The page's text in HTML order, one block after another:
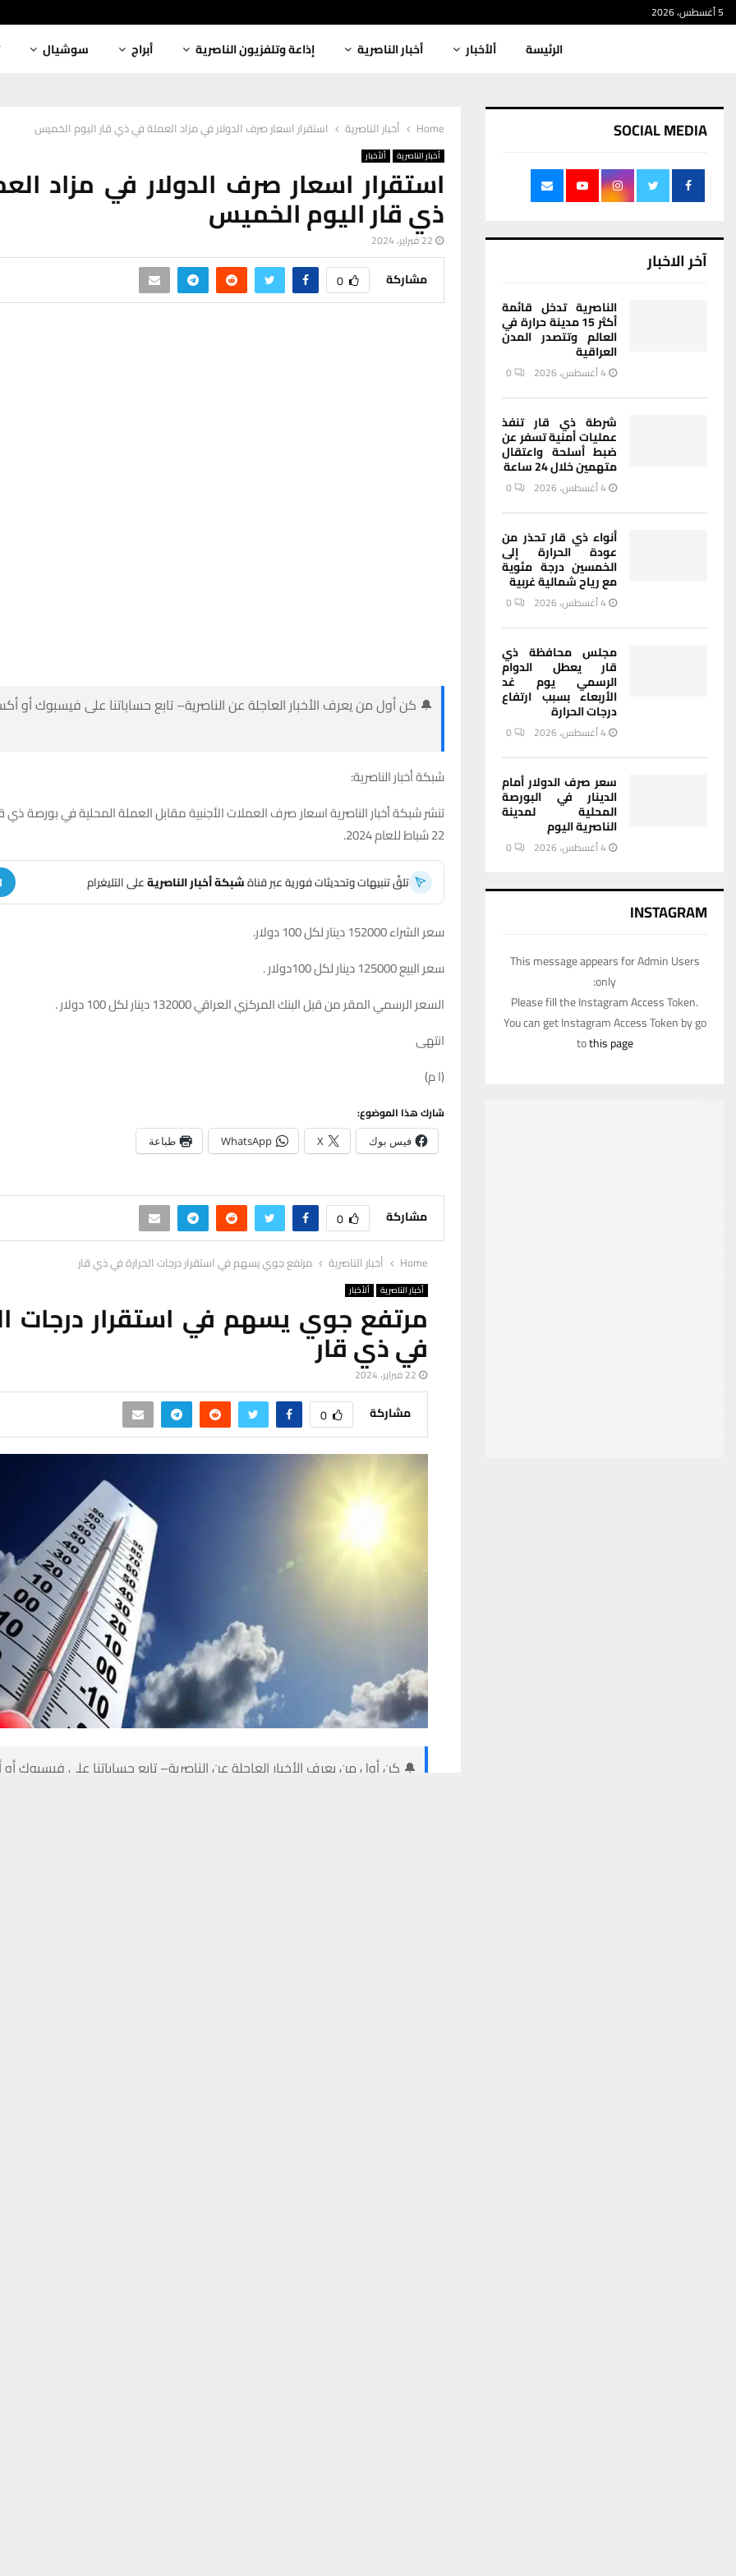
5 أغسطس، 2026
الرئيسة ألأخبار أخبار الناصرية إذاعة وتلفزيون الناصرية أبراج سوشيال
Home أخبار الناصرية استقرار اسعار صرف الدولار في مزاد العملة في ذي قار اليوم الخميس
أخبار الناصرية ألأخبار
استقرار اسعار صرف الدولار في مزاد
ذي قار اليوم الخميس
22 فبراير، 2024
مشاركة 0
🔔 كن أول من يعرف الأخبار العاجلة عن الناصرية– تابع حساباتنا على فيسبوك أو
شبكة أخبار الناصرية:
تنشر شبكة أخبار الناصرية اسعار صرف العملات الأجنبية مقابل العملة المحلية في بورصة
22 شباط للعام 2024.
تلقَّ تنبيهات وتحديثات فورية عبر قناةشبكة أخبار الناصريةعلى التليغرام
سعر الشراء 152000 دينار لكل 100 دولار.
سعر البيع 125000 دينار لكل 100دولار .
السعر الرسمي المقر من قبل البنك المركزي العراقي 132000 دينار لكل 100 دولار .
انتهى
(ا م)
شارك هذا الموضوع:
فيس بوك X
WhatsApp طباعة
مشاركة 0
Home أخبار الناصرية مرتفع جوي يسهم في استقرار درجات الحرارة في ذي قار
أخبار الناصرية ألأخبار
مرتفع جوي يسهم في استقرار درجات
في ذي قار
22 فبراير، 2024
مشاركة 0
🔔 كن أول من يعرف الأخبار العاجلة عن الناصرية– تابع حساباتنا على فيسبوك
SOCIAL MEDIA
آخر الاخبار
الناصرية تدخل قائمة
أكثر 15 مدينة حرارة في
العالم وتتصدر المدن
العراقية
4 أغسطس، 2026 0
شرطة ذي قار تنفذ
عمليات أمنية تسفر عن
ضبط أسلحة واعتقال
متهمين خلال 24 ساعة
4 أغسطس، 2026 0
أنواء ذي قار تحذر من
عودة الحرارة إلى
الخمسين درجة مئوية
مع رياح شمالية غربية
4 أغسطس، 2026 0
مجلس محافظة ذي
قار يعطل الدوام
الرسمي يوم غد
الأربعاء بسبب ارتفاع
درجات الحرارة
4 أغسطس، 2026 0
سعر صرف الدولار أمام
الدينار في البورصة
المحلية لمدينة
الناصرية اليوم
4 أغسطس، 2026 0
INSTAGRAM
This message appears for Admin Users
only:
Please fill the Instagram Access Token.
You can get Instagram Access Token by go
tothis page